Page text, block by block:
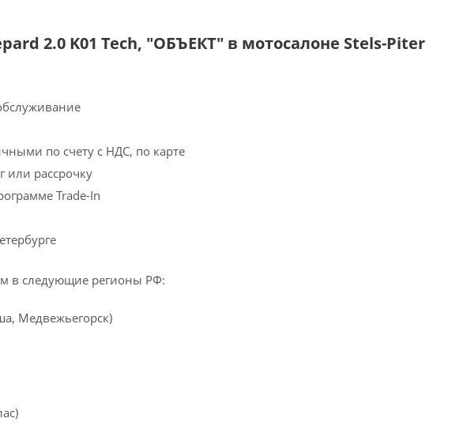
2.0 K01 Tech, "ОБЪЕКТ" в мотосалоне Stels-Piter
по счету с НДС, по карте
рассрочку
Trade-In
в следующие регионы РФ:
Медвежьегорск)